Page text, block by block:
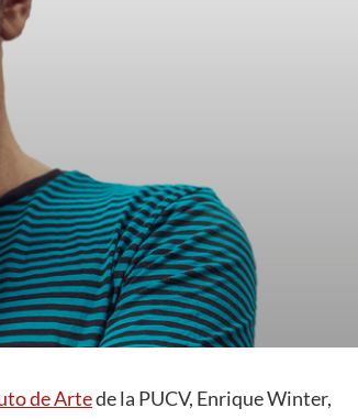
de Artede la PUCV, Enrique Winter,